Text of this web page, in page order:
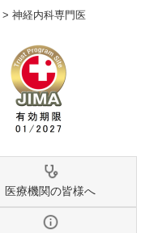
> 神経内科専門医
医療機関の皆様へ